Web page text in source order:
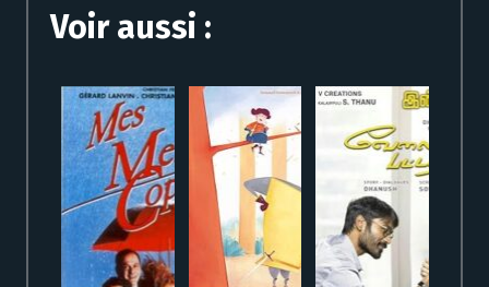
Voir aussi :